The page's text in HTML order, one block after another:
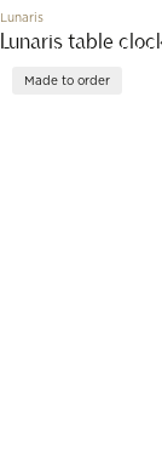
Lunaris
Lunaris table
Made to order